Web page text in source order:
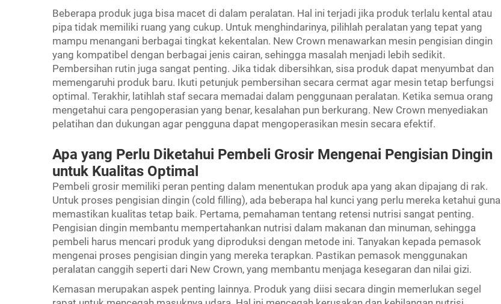
Beberapa produk juga bisa macet di dalam peralatan. Hal ini terjadi jika produk terlalu kental atau
pipa tidak memiliki ruang yang cukup. Untuk menghindarinya, pilihlah peralatan yang tepat yang
mampu menangani berbagai tingkat kekentalan. New Crown menawarkan mesin pengisian dingin
yang kompatibel dengan berbagai jenis cairan, sehingga masalah menjadi lebih sedikit.
Pembersihan rutin juga sangat penting. Jika tidak dibersihkan, sisa produk dapat menyumbat dan
memengaruhi produk baru. Ikuti petunjuk pembersihan secara cermat agar mesin tetap berfungsi
optimal. Terakhir, latihlah staf secara memadai dalam penggunaan peralatan. Ketika semua orang
mengetahui cara pengoperasian yang benar, kesalahan pun berkurang. New Crown menyediakan
pelatihan dan dukungan agar pengguna dapat mengoperasikan mesin secara efektif.
Apa yang Perlu Diketahui Pembeli Grosir Mengenai Pengisian Dingin
untuk Kualitas Optimal
Pembeli grosir memiliki peran penting dalam menentukan produk apa yang akan dipajang di rak.
Untuk proses pengisian dingin (cold filling), ada beberapa hal kunci yang perlu mereka ketahui guna
memastikan kualitas tetap baik. Pertama, pemahaman tentang retensi nutrisi sangat penting.
Pengisian dingin membantu mempertahankan nutrisi dalam makanan dan minuman, sehingga
pembeli harus mencari produk yang diproduksi dengan metode ini. Tanyakan kepada pemasok
mengenai proses pengisian dingin yang mereka terapkan. Pastikan pemasok menggunakan
peralatan canggih seperti dari New Crown, yang membantu menjaga kesegaran dan nilai gizi.
Kemasan merupakan aspek penting lainnya. Produk yang diisi secara dingin memerlukan segel